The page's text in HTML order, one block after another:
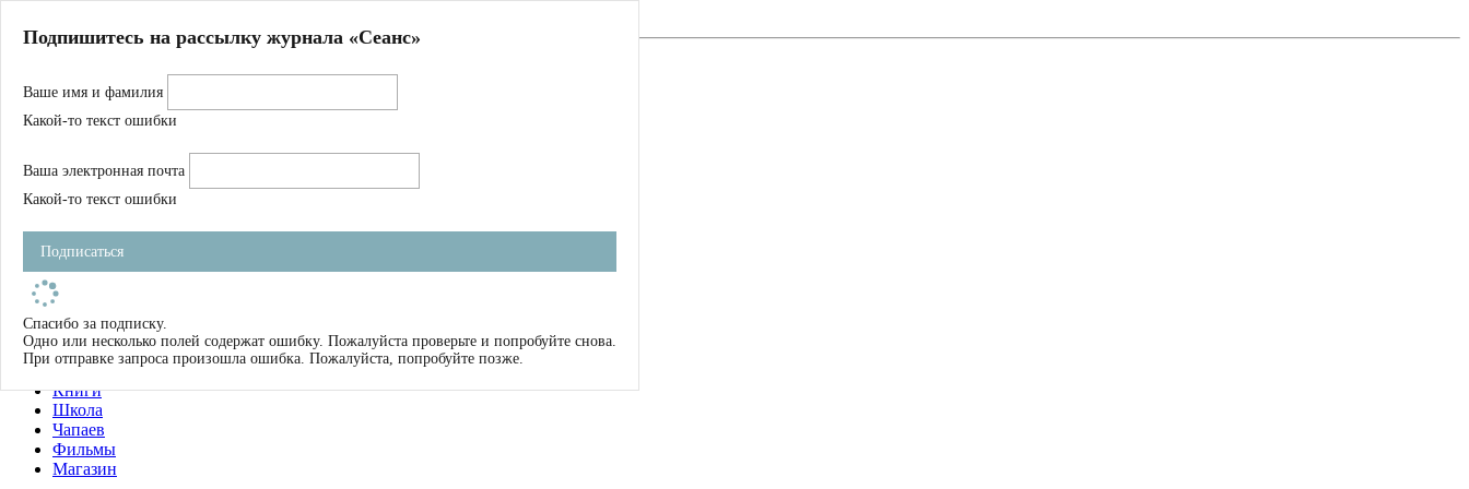
Магазин
Журнал
Школа
Устав
Фильмы
Имена
Тэги
О нас
Журнал
Книги
Школа
Чапаев
Фильмы
Магазин
Подпишитесь на рассылку журнала «Сеанс»
Ваше имя и фамилия
Какой-то текст ошибки
Ваша электронная почта
Какой-то текст ошибки
Подписаться
Спасибо за подписку.
Одно или несколько полей содержат ошибку. Пожалуйста проверьте и попробуйте снова.
При отправке запроса произошла ошибка. Пожалуйста, попробуйте позже.